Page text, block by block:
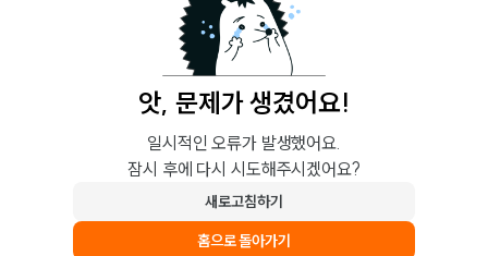
앗, 문제가 생겼어요!
일시적인 오류가 발생했어요.
잠시 후에 다시 시도해주시겠어요?
새로고침하기
홈으로 돌아가기